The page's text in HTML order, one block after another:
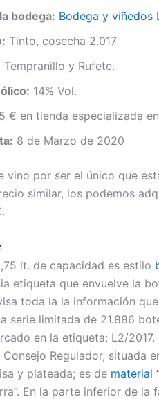
bodega: Bodega y viñedos
Tinto, cosecha 2.017
Tempranillo y Rufete.
14% Vol.
€ en tienda especializada
8 de Marzo de 2020
vino por ser el único que
similar, los podemos
lt. de capacidad es estilo
etiqueta que envuelve la
toda la la información
serie limitada de 21.886
en la etiqueta: L2/2017.
Regulador, situada
y plateada; es de material
En la parte inferior de